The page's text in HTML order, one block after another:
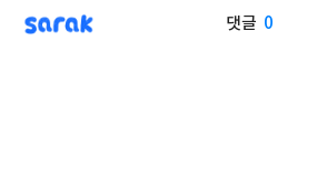
sarak 댓글 0